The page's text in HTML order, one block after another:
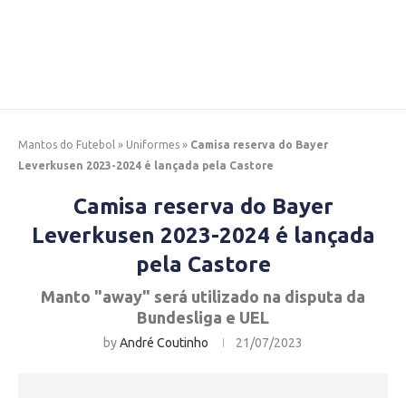
Mantos do Futebol » Uniformes » Camisa reserva do Bayer
Leverkusen 2023-2024 é lançada pela Castore
Camisa reserva do Bayer
Leverkusen 2023-2024 é lançada
pela Castore
Manto "away" será utilizado na disputa da
Bundesliga e UEL
byAndré Coutinho 21/07/2023